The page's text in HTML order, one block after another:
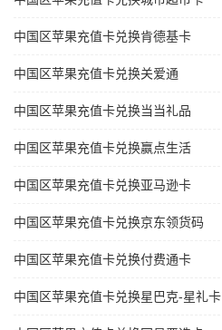
中国区苹果充值卡兑换肯德基卡
中国区苹果充值卡兑换关爱通
中国区苹果充值卡兑换当当礼品
中国区苹果充值卡兑换赢点生活
中国区苹果充值卡兑换亚马逊卡
中国区苹果充值卡兑换京东领货码
中国区苹果充值卡兑换付费通卡
中国区苹果充值卡兑换星巴克-星礼卡